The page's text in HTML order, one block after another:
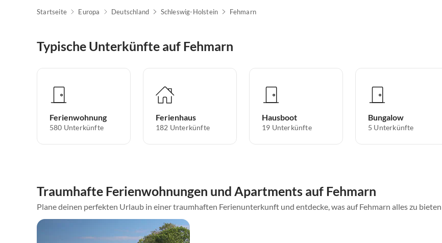
Startseite Europa Deutschland Schleswig-Holstein Fehmarn
Typische Unterkünfte auf Fehmarn
Ferienwohnung
580 Unterkünfte
Ferienhaus
182 Unterkünfte
Hausboot
19 Unterkünfte
Bungalow
5 Unterkünfte
Traumhafte Ferienwohnungen und Apartments auf Fehmarn
Plane deinen perfekten Urlaub in einer traumhaften Ferienunterkunft und entdecke, was auf Fehmarn alles zu